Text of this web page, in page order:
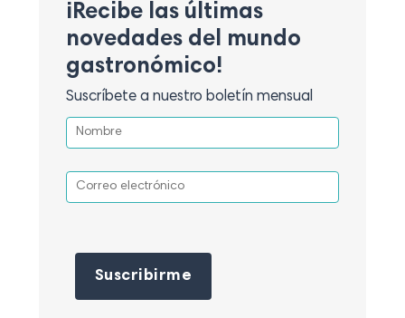
¡Recibe las últimas
novedades del mundo
gastronómico!
Suscríbete a nuestro boletín mensual